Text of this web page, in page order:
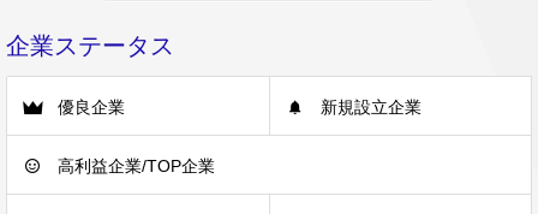
企業ステータス
優良企業 新規設立企業
高利益企業/TOP企業